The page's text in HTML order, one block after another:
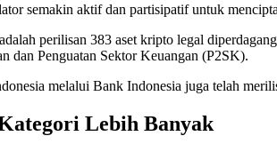
semakin aktif dan partisipatif untuk
perilisan 383 aset kripto legal
dan Penguatan Sektor Keuangan (P2SK).
melalui Bank Indonesia juga telah
Lebih Banyak